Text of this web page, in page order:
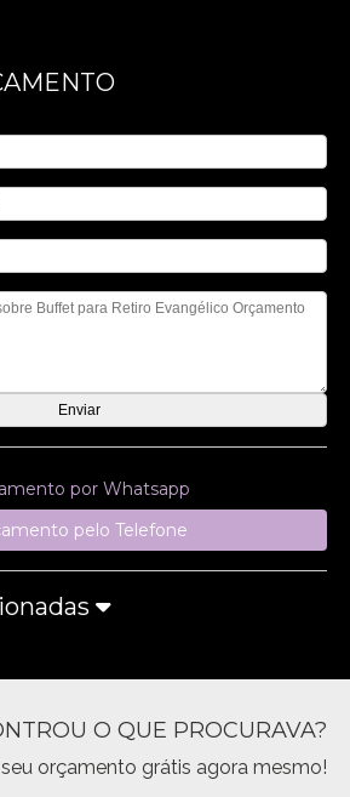
por Whatsapp
pelo Telefone
O QUE PROCURAVA?
seu orçamento grátis agora mesmo!